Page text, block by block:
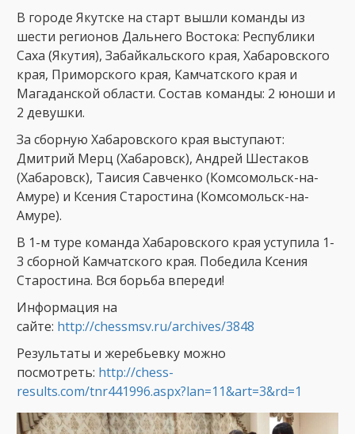
В городе Якутске на старт вышли команды из
шести регионов Дальнего Востока: Республики
Саха (Якутия), Забайкальского края, Хабаровского
края, Приморского края, Камчатского края и
Магаданской области. Состав команды: 2 юноши и
2 девушки.
За сборную Хабаровского края выступают:
Дмитрий Мерц (Хабаровск), Андрей Шестаков
(Хабаровск), Таисия Савченко (Комсомольск-на-
Амуре) и Ксения Старостина (Комсомольск-на-
Амуре).
В 1-м туре команда Хабаровского края уступила 1-
3 сборной Камчатского края. Победила Ксения
Старостина. Вся борьба впереди!
Информация на
сайте: http://chessmsv.ru/archives/3848
Результаты и жеребьевку можно
посмотреть: http://chess-
results.com/tnr441996.aspx?lan=11&art=3&rd=1